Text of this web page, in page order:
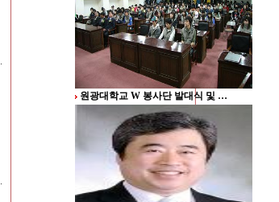
원광대학교 W 봉사단 발대식 및 …